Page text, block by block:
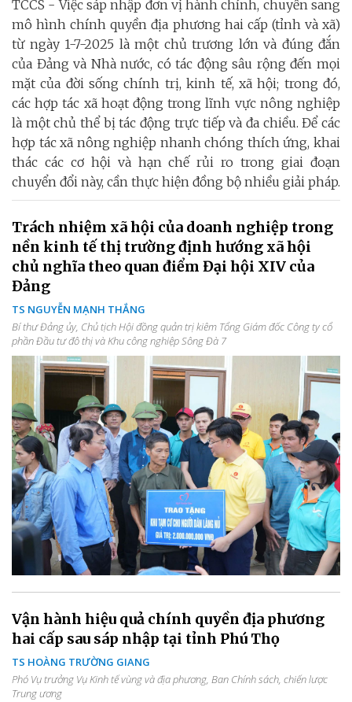
TCCS - Việc sáp nhập đơn vị hành chính, chuyển sang
mô hình chính quyền địa phương hai cấp (tỉnh và xã)
từ ngày 1-7-2025 là một chủ trương lớn và đúng đắn
của Đảng và Nhà nước, có tác động sâu rộng đến mọi
mặt của đời sống chính trị, kinh tế, xã hội; trong đó,
các hợp tác xã hoạt động trong lĩnh vực nông nghiệp
là một chủ thể bị tác động trực tiếp và đa chiều. Để các
hợp tác xã nông nghiệp nhanh chóng thích ứng, khai
thác các cơ hội và hạn chế rủi ro trong giai đoạn
chuyển đổi này, cần thực hiện đồng bộ nhiều giải pháp.
Trách nhiệm xã hội của doanh nghiệp trong
nền kinh tế thị trường định hướng xã hội
chủ nghĩa theo quan điểm Đại hội XIV của
Đảng
TS NGUYỄN MẠNH THẮNG
Bí thư Đảng ủy, Chủ tịch Hội đồng quản trị kiêm Tổng Giám đốc Công ty cổ
phần Đầu tư đô thị và Khu công nghiệp Sông Đà 7
Vận hành hiệu quả chính quyền địa phương
hai cấp sau sáp nhập tại tỉnh Phú Thọ
TS HOÀNG TRƯỜNG GIANG
Phó Vụ trưởng Vụ Kinh tế vùng và địa phương, Ban Chính sách, chiến lược
Trung ương